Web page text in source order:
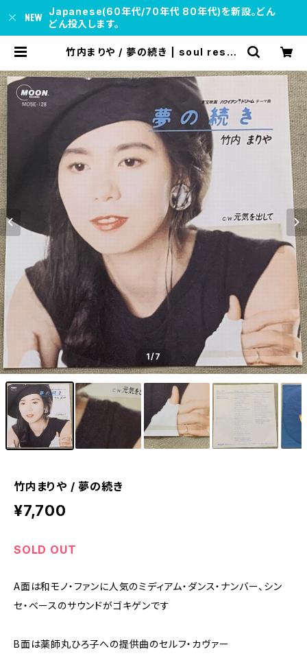
Japanese(60年代/70年代 80年代)を新設。どん
どん投入します。
竹内まりや / 夢の続き | soul respe
1/7
竹内まりや / 夢の続き
¥7,700
SOLD OUT
A面は和モノ・ファンに人気のミディアム・ダンス・ナンバー、シン
セ・ベースのサウンドがゴキゲンです
B面は薬師丸ひろ子への提供曲のセルフ・カヴァー